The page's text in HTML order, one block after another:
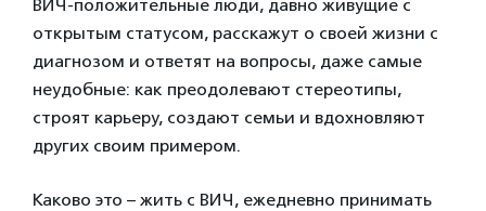
ВИЧ-положительные люди, давно живущие с
открытым статусом, расскажут о своей жизни с
диагнозом и ответят на вопросы, даже самые
неудобные: как преодолевают стереотипы,
строят карьеру, создают семьи и вдохновляют
других своим примером.
Каково это – жить с ВИЧ, ежедневно принимать